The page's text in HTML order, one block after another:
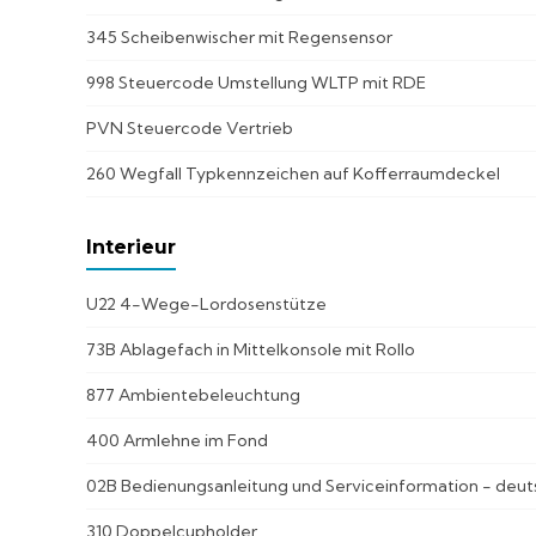
345 Scheibenwischer mit Regensensor
998 Steuercode Umstellung WLTP mit RDE
PVN Steuercode Vertrieb
260 Wegfall Typkennzeichen auf Kofferraumdeckel
Interieur
U22 4-Wege-Lordosenstütze
73B Ablagefach in Mittelkonsole mit Rollo
877 Ambientebeleuchtung
400 Armlehne im Fond
02B Bedienungsanleitung und Serviceinformation -
310 Doppelcupholder